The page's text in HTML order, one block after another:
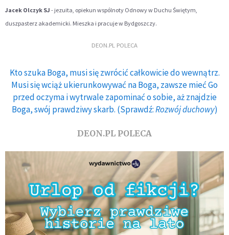
Jacek Olczyk SJ - jezuita, opiekun wspólnoty Odnowy w Duchu Świętym,
duszpasterz akademicki. Mieszka i pracuje w Bydgoszczy.
DEON.PL POLECA
Kto szuka Boga, musi się zwrócić całkowicie do wewnątrz.
Musi się wciąż ukierunkowywać na Boga, zawsze mieć Go
przed oczyma i wytrwale zapominać o sobie, aż znajdzie
Boga, swój prawdziwy skarb. (Sprawdź:Rozwój duchowy)
DEON.PL POLECA